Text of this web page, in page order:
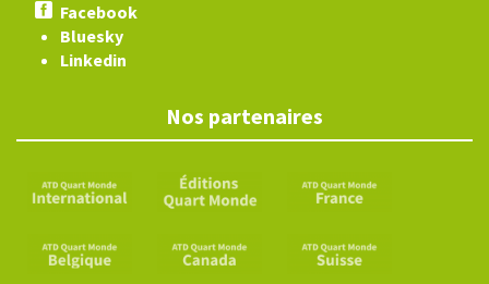
Facebook
Bluesky
Linkedin
Nos partenaires